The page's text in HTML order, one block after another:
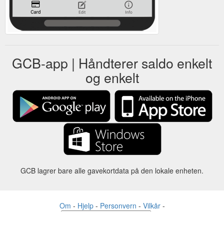
GCB-app | Håndterer saldo enkelt
og enkelt
GCB lagrer bare alle gavekortdata på den lokale enheten.
Om - Hjelp- Personvern - Vilkår-